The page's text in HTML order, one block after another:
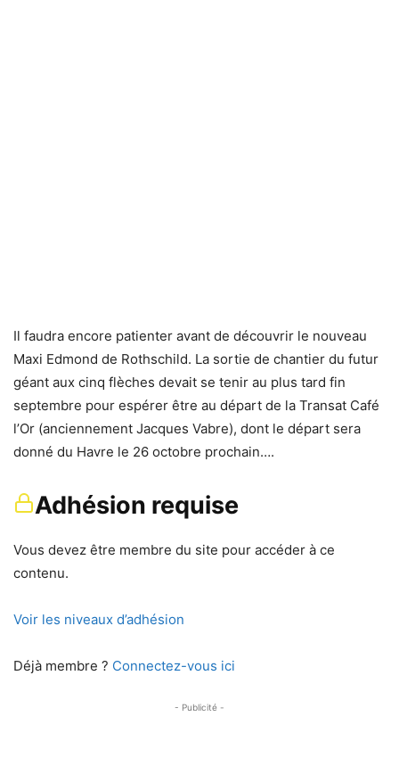
Il faudra encore patienter avant de découvrir le nouveau
Maxi Edmond de Rothschild. La sortie de chantier du futur
géant aux cinq flèches devait se tenir au plus tard fin
septembre pour espérer être au départ de la Transat Café
l’Or (anciennement Jacques Vabre), dont le départ sera
donné du Havre le 26 octobre prochain….
Adhésion requise
Vous devez être membre du site pour accéder à ce
contenu.
Voir les niveaux d’adhésion
Déjà membre ? Connectez-vous ici
- Publicité -